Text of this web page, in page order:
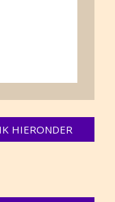
HIERONDER